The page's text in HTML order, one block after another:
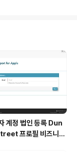
.
..
계정 법인 등록 Dun
프로필 비즈니스